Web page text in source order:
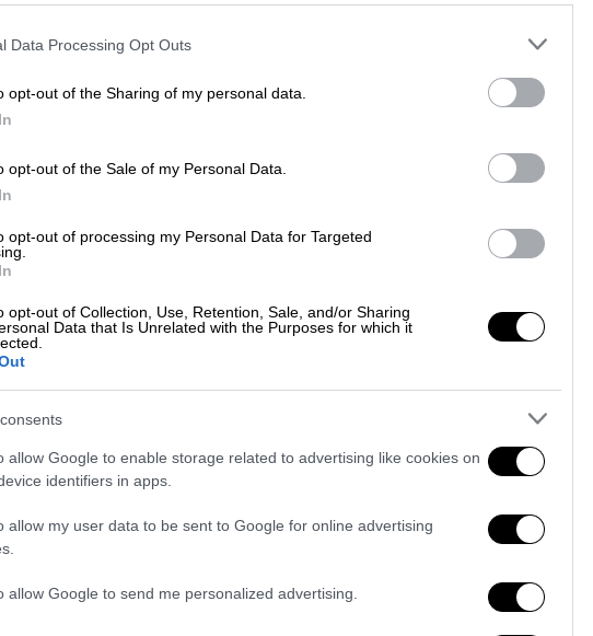
Data Processing Opt Outs
opt-out of the Sharing of my personal data.
opt-out of the Sale of my Personal Data.
opt-out of processing my Personal Data for Targeted
opt-out of Collection, Use, Retention, Sale, and/or Sharing
Data that Is Unrelated with the Purposes for which it
allow Google to enable storage related to advertising like cookies on
identifiers in apps.
allow my user data to be sent to Google for online advertising
allow Google to send me personalized advertising.
ξέρω είναι φριχτά πράγματα αυτά»
16.09.2025 19:15
Εθνική Ελλάδας στον μικρό τελικό
λατρεία
«Μάτι είναι, μάτι», σχολιάζει κάποιος
Ελένης είναι άμεση
Αργεντινή: Πέθανε στα 106 της η
Μαΐου - Η συγκλονιστική ιστορία